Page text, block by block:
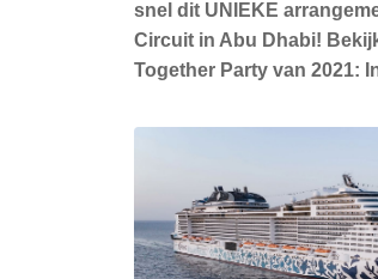
snel dit UNIEKE
Circuit in Abu Dhabi!
Together Party van 2021: